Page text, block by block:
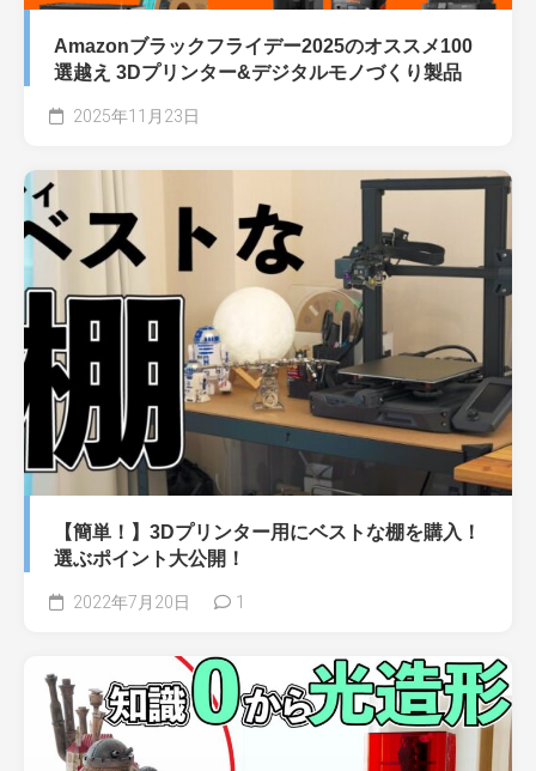
Amazonブラックフライデー2025のオススメ100
選越え 3Dプリンター&デジタルモノづくり製品
2025年11月23日
【簡単！】3Dプリンター用にベストな棚を購入！
選ぶポイント大公開！
2022年7月20日 1